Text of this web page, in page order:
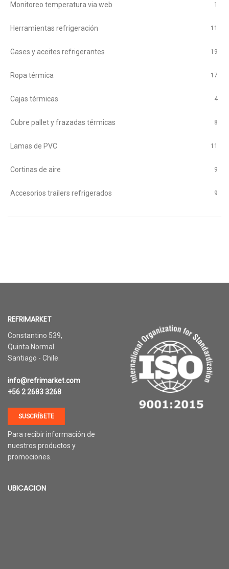
Monitoreo temperatura via web 1
Herramientas refrigeración 11
Gases y aceites refrigerantes 19
Ropa térmica 17
Cajas térmicas 4
Cubre pallet y frazadas térmicas 8
Lamas de PVC 11
Cortinas de aire 9
Accesorios trailers refrigerados 9
REFRIMARKET
Constantino 539,
Quinta Normal.
Santiago - Chile.
info@refrimarket.com
+56 2 2683 3268
SUSCRÍBETE
Para recibir información de
nuestros productos y
promociones.
UBICACION